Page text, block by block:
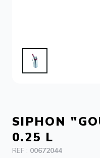
SIPHON
0.25 L
REF : 00672044